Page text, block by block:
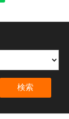
検索